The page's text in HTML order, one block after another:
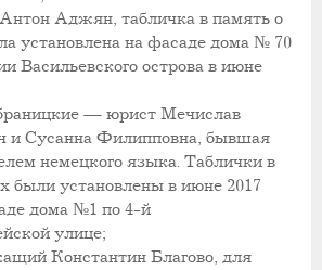
Антон Аджян, табличка в память о
установлена на фасаде дома № 70
Васильевского острова в июне
— юрист Мечислав
и Сусанна Филипповна, бывшая
немецкого языка. Таблички в
были установлены в июне 2017
дома №1 по 4-й
улице;
Константин Благово, для